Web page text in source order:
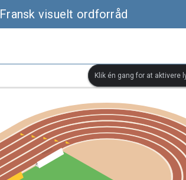
Fransk visuelt ordforråd
Klik én gang for at aktivere